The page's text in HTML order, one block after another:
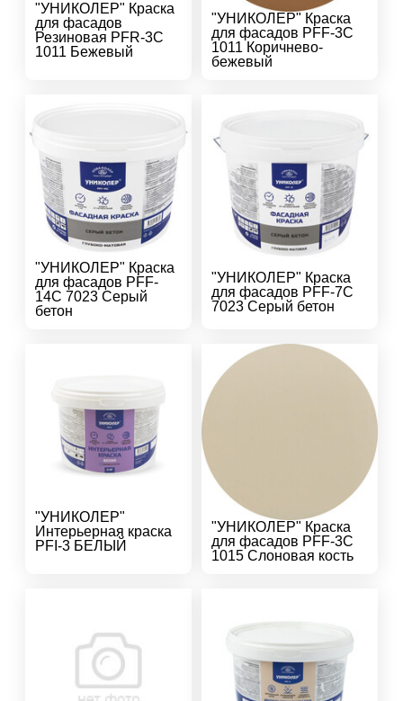
"УНИКОЛЕР" Краска
для фасадов
Резиновая PFR-3C
1011 Бежевый
"УНИКОЛЕР" Краска
для фасадов PFF-3C
1011 Коричнево-
бежевый
"УНИКОЛЕР" Краска
для фасадов PFF-
14C 7023 Серый
бетон
"УНИКОЛЕР" Краска
для фасадов PFF-7C
7023 Серый бетон
"УНИКОЛЕР"
Интерьерная краска
PFI-3 БЕЛЫЙ
"УНИКОЛЕР" Краска
для фасадов PFF-3C
1015 Слоновая кость